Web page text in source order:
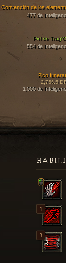
Piel de
554 de
Pico
2,736.5
1,000 de
Convención de los
477 de